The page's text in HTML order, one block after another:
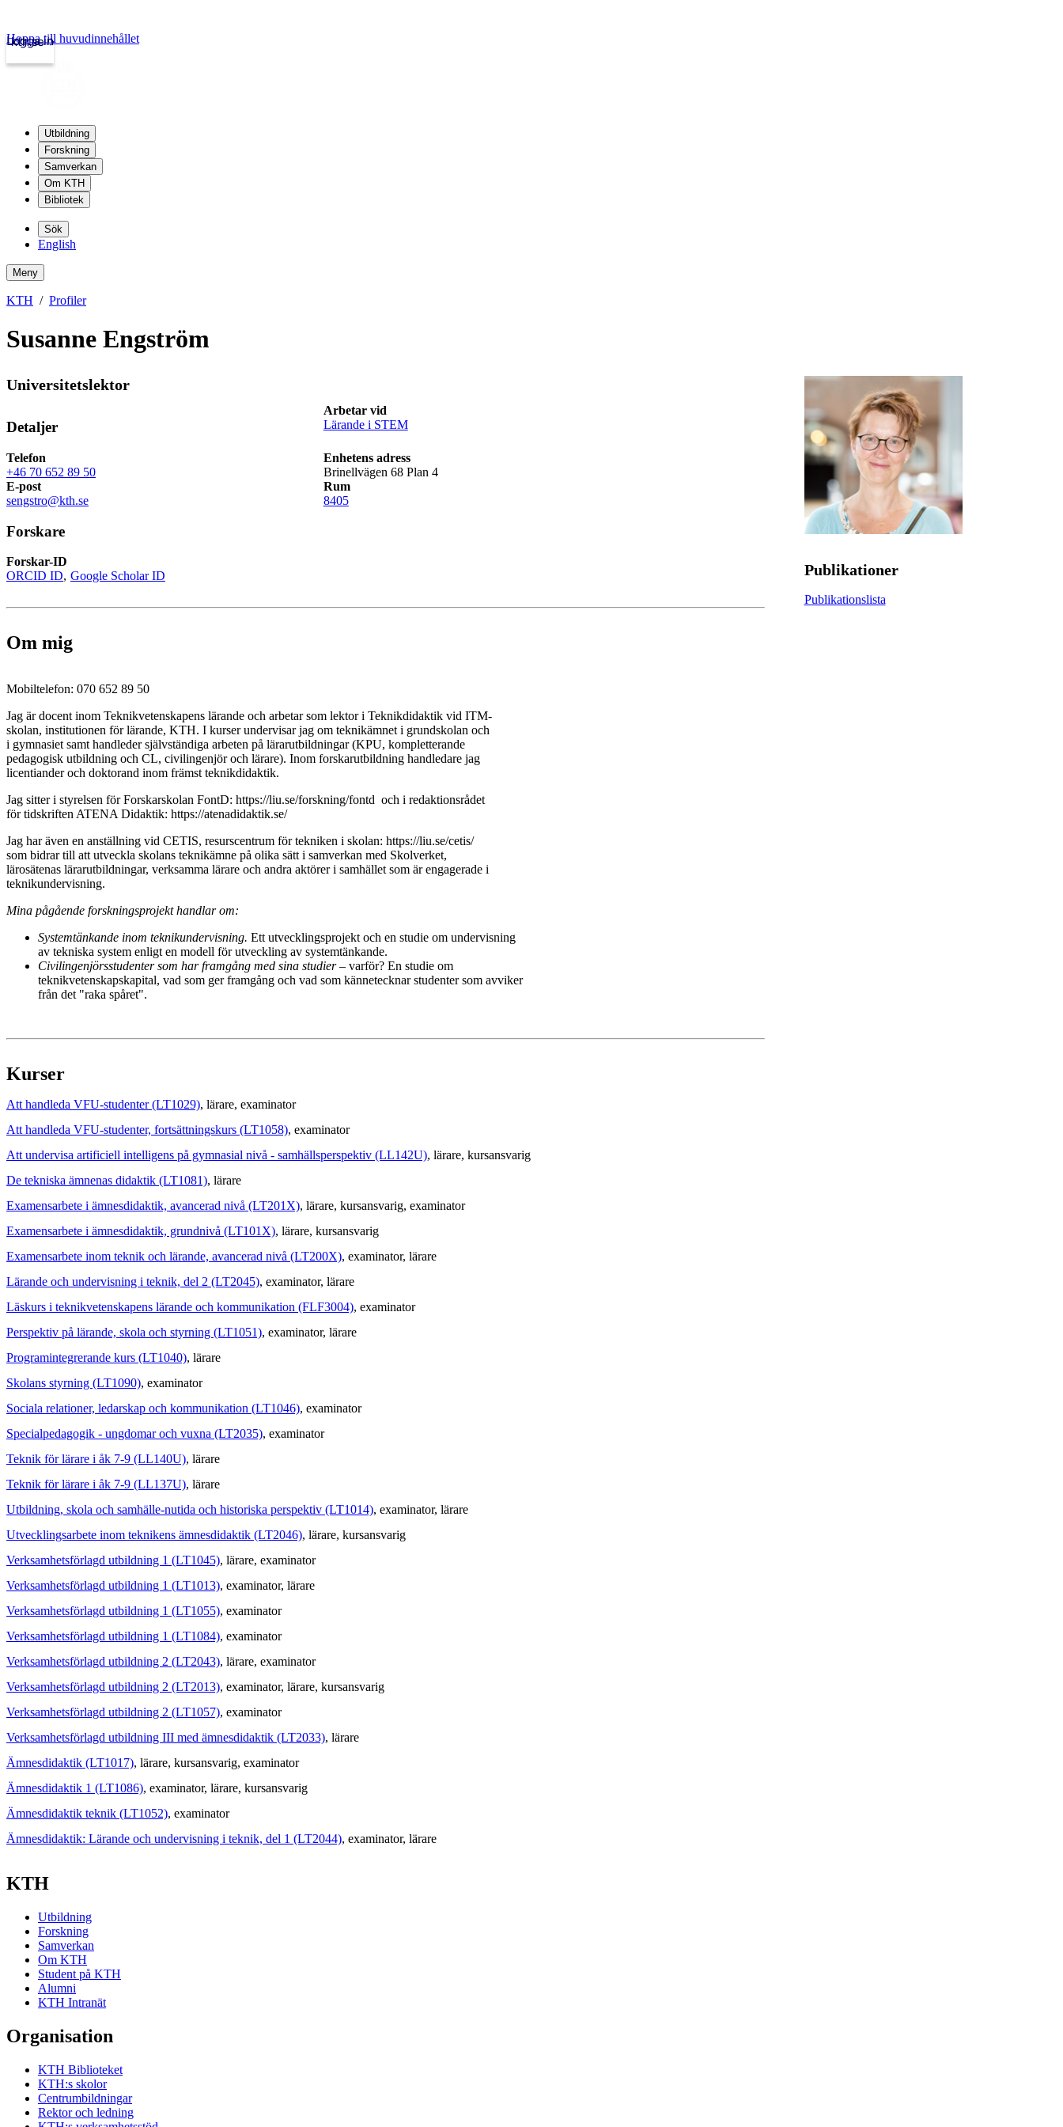
kth.se
Logga in
Hoppa till huvudinnehållet
Utbildning
Forskning
Samverkan
Om KTH
Bibliotek
Sök
English
Meny
KTH Profiler
Susanne Engström
Universitetslektor
Detaljer
Arbetar vid
Lärande i STEM
Telefon
+46 70 652 89 50
Enhetens adress
Brinellvägen 68 Plan 4
E-post
sengstro@kth.se
Rum
8405
Forskare
Forskar-ID
ORCID ID Google Scholar ID
Om mig
Mobiltelefon: 070 652 89 50
Jag är docent inom Teknikvetenskapens lärande och arbetar som lektor i Teknikdidaktik vid ITM-
skolan, institutionen för lärande, KTH. I kurser undervisar jag om teknikämnet i grundskolan och
i gymnasiet samt handleder självständiga arbeten på lärarutbildningar (KPU, kompletterande
pedagogisk utbildning och CL, civilingenjör och lärare). Inom forskarutbildning handledare jag
licentiander och doktorand inom främst teknikdidaktik.
Jag sitter i styrelsen för Forskarskolan FontD: https://liu.se/forskning/fontd och i redaktionsrådet
för tidskriften ATENA Didaktik: https://atenadidaktik.se/
Jag har även en anställning vid CETIS, resurscentrum för tekniken i skolan: https://liu.se/cetis/
som bidrar till att utveckla skolans teknikämne på olika sätt i samverkan med Skolverket,
lärosätenas lärarutbildningar, verksamma lärare och andra aktörer i samhället som är engagerade i
teknikundervisning.
Mina pågående forskningsprojekt handlar om:
Systemtänkande inom teknikundervisning. Ett utvecklingsprojekt och en studie om undervisning
av tekniska system enligt en modell för utveckling av systemtänkande.
Civilingenjörsstudenter som har framgång med sina studier– varför? En studie om
teknikvetenskapskapital, vad som ger framgång och vad som kännetecknar studenter som avviker
från det "raka spåret".
Kurser
Att handleda VFU-studenter (LT1029), lärare, examinator
Att handleda VFU-studenter, fortsättningskurs (LT1058), examinator
Att undervisa artificiell intelligens på gymnasial nivå - samhällsperspektiv (LL142U), lärare, kursansvarig
De tekniska ämnenas didaktik (LT1081), lärare
Examensarbete i ämnesdidaktik, avancerad nivå (LT201X), lärare, kursansvarig, examinator
Examensarbete i ämnesdidaktik, grundnivå (LT101X), lärare, kursansvarig
Examensarbete inom teknik och lärande, avancerad nivå (LT200X), examinator, lärare
Lärande och undervisning i teknik, del 2 (LT2045), examinator, lärare
Läskurs i teknikvetenskapens lärande och kommunikation (FLF3004), examinator
Perspektiv på lärande, skola och styrning (LT1051), examinator, lärare
Programintegrerande kurs (LT1040), lärare
Skolans styrning (LT1090), examinator
Sociala relationer, ledarskap och kommunikation (LT1046), examinator
Specialpedagogik - ungdomar och vuxna (LT2035), examinator
Teknik för lärare i åk 7-9 (LL140U), lärare
Teknik för lärare i åk 7-9 (LL137U), lärare
Utbildning, skola och samhälle-nutida och historiska perspektiv (LT1014), examinator, lärare
Utvecklingsarbete inom teknikens ämnesdidaktik (LT2046), lärare, kursansvarig
Verksamhetsförlagd utbildning 1 (LT1045), lärare, examinator
Verksamhetsförlagd utbildning 1 (LT1013), examinator, lärare
Verksamhetsförlagd utbildning 1 (LT1055), examinator
Verksamhetsförlagd utbildning 1 (LT1084), examinator
Verksamhetsförlagd utbildning 2 (LT2043), lärare, examinator
Verksamhetsförlagd utbildning 2 (LT2013), examinator, lärare, kursansvarig
Verksamhetsförlagd utbildning 2 (LT1057), examinator
Verksamhetsförlagd utbildning III med ämnesdidaktik (LT2033), lärare
Ämnesdidaktik (LT1017), lärare, kursansvarig, examinator
Ämnesdidaktik 1 (LT1086), examinator, lärare, kursansvarig
Ämnesdidaktik teknik (LT1052), examinator
Ämnesdidaktik: Lärande och undervisning i teknik, del 1 (LT2044), examinator, lärare
Publikationer
Publikationslista
KTH
Utbildning
Forskning
Samverkan
Om KTH
Student på KTH
Alumni
KTH Intranät
Organisation
KTH Biblioteket
KTH:s skolor
Centrumbildningar
Rektor och ledning